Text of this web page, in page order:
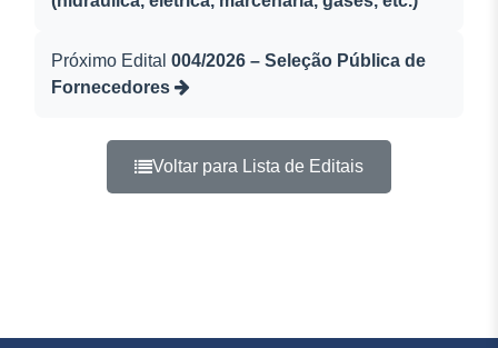
Próximo Edital 004/2026 – Seleção Pública de
Fornecedores
Voltar para Lista de Editais